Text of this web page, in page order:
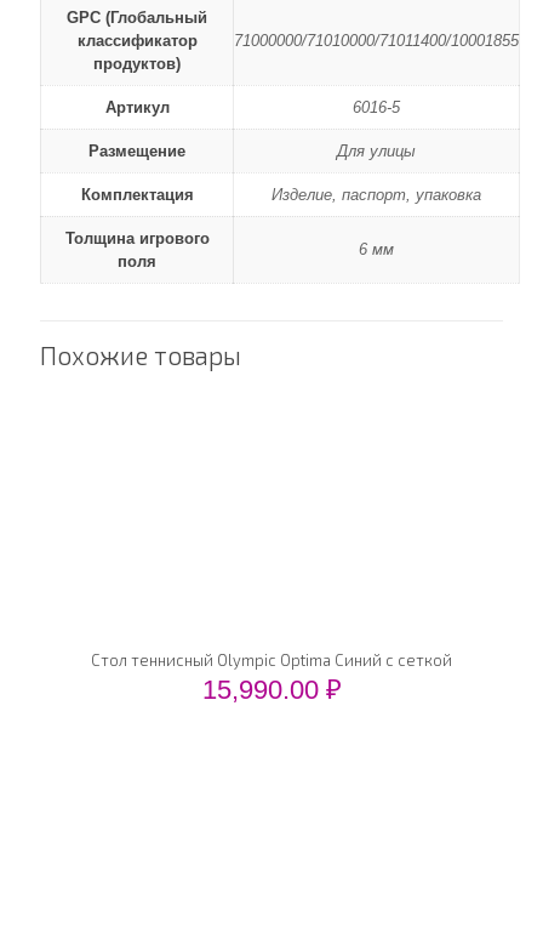
GPC (Глобальный
классификатор
продуктов)
71000000/71010000/71011400/10001855
Артикул 6016-5
Размещение Для улицы
Комплектация Изделие, паспорт, упаковка
Толщина игрового
поля
6 мм
Похожие товары
Стол теннисный Olympic Optima Синий с сеткой
15,990.00 ₽